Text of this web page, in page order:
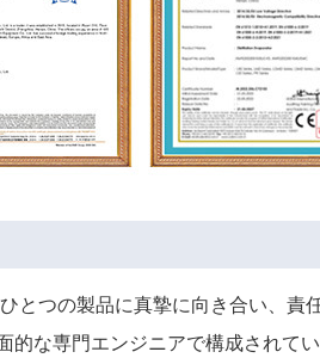
つの製品に真摯に向き合い、
な専門エンジニアで構成され